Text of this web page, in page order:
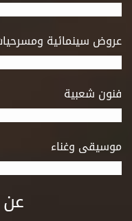
عروض سينمائية
فنون شعبية
موسيقى وغناء